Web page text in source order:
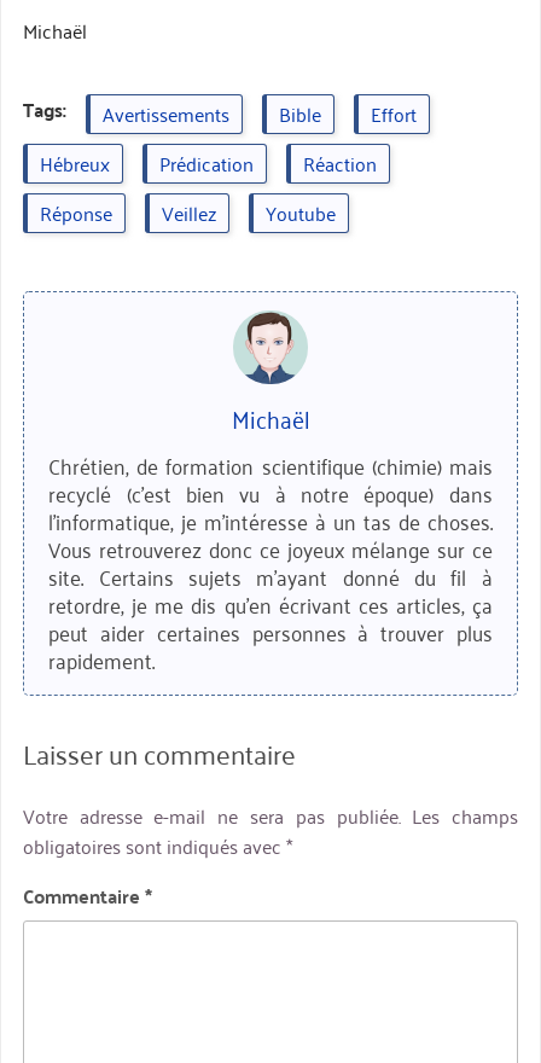
Michaël
Tags: Avertissements Bible
Effort
Hébreux
Prédication
Réaction
Réponse
Veillez Youtube
Michaël
Chrétien, de formation scientifique (chimie) mais
recyclé (c'est bien vu à notre époque) dans
l'informatique, je m'intéresse à un tas de choses.
Vous retrouverez donc ce joyeux mélange sur ce
site. Certains sujets m'ayant donné du fil à
retordre, je me dis qu'en écrivant ces articles, ça
peut aider certaines personnes à trouver plus
rapidement.
Laisser un commentaire
Votre adresse e-mail ne sera pas publiée. Les champs
obligatoires sont indiqués avec*
Commentaire*